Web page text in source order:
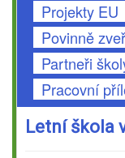
Projekty EU
Povinně
Partneři
Pracovní
Letní škola